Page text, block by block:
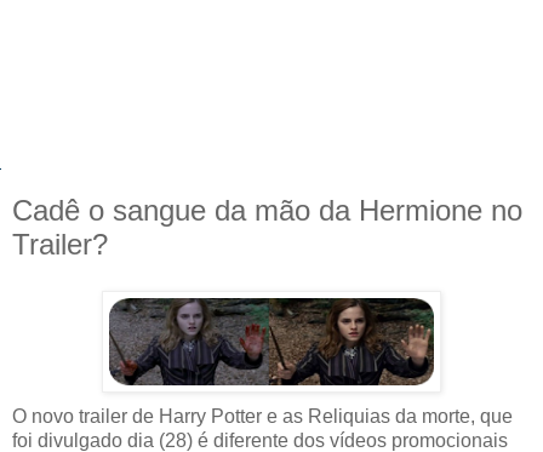
Cadê o sangue da mão da Hermione no
Trailer?
O novo trailer de Harry Potter e as Reliquias da morte, que
foi divulgado dia (28) é diferente dos vídeos promocionais